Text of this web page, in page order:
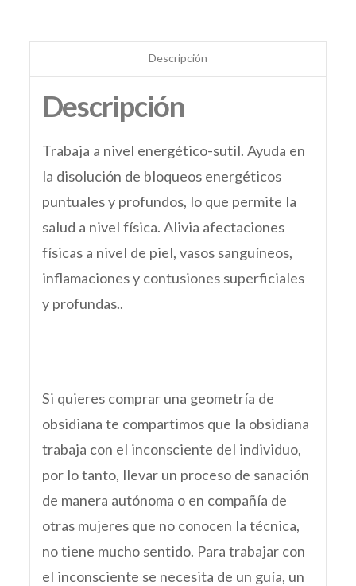
Descripción
Descripción
Trabaja a nivel energético-sutil. Ayuda en
la disolución de bloqueos energéticos
puntuales y profundos, lo que permite la
salud a nivel física. Alivia afectaciones
físicas a nivel de piel, vasos sanguíneos,
inflamaciones y contusiones superficiales
y profundas..
Si quieres comprar una geometría de
obsidiana te compartimos que la obsidiana
trabaja con el inconsciente del individuo,
por lo tanto, llevar un proceso de sanación
de manera autónoma o en compañía de
otras mujeres que no conocen la técnica,
no tiene mucho sentido. Para trabajar con
el inconsciente se necesita de un guía, un